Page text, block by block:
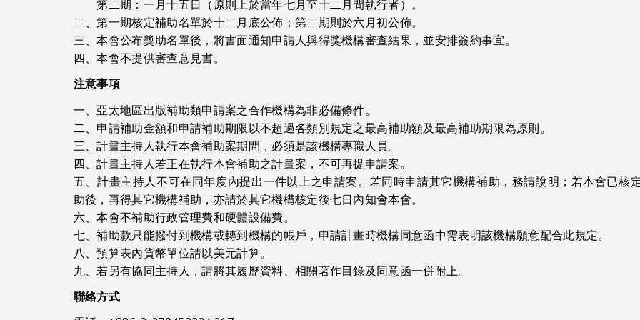
第二期：一月十五日（原則上於當年七月至十二月間執行者）。
二、第一期核定補助名單於十二月底公佈；第二期則於六月初公佈。
三、本會公布獎助名單後，將書面通知申請人與得獎機構審查結果，並安排簽約事宜。
四、本會不提供審查意見書。
注意事項
一、亞太地區出版補助類申請案之合作機構為非必備條件。
二、申請補助金額和申請補助期限以不超過各類別規定之最高補助額及最高補助期限為原則。
三、計畫主持人執行本會補助案期間，必須是該機構專職人員。
四、計畫主持人若正在執行本會補助之計畫案，不可再提申請案。
五、計畫主持人不可在同年度內提出一件以上之申請案。若同時申請其它機構補助，務請說明；若本會已核
助後，再得其它機構補助，亦請於其它機構核定後七日內知會本會。
六、本會不補助行政管理費和硬體設備費。
七、補助款只能撥付到機構或轉到機構的帳戶，申請計畫時機構同意函中需表明該機構願意配合此規定。
八、預算表內貨幣單位請以美元計算。
九、若另有協同主持人，請將其履歷資料、相關著作目錄及同意函一併附上。
聯絡方式